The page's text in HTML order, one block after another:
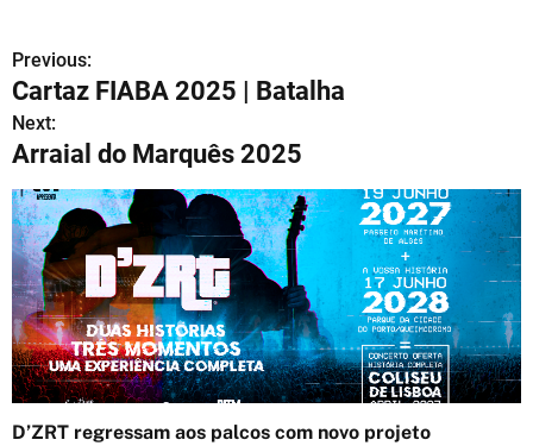
N
a
v
e
g
a
ç
ã
o
Previous:
Cartaz FIABA 2025 | Batalha
Next:
Arraial do Marquês 2025
D’ZRT regressam aos palcos com novo projeto